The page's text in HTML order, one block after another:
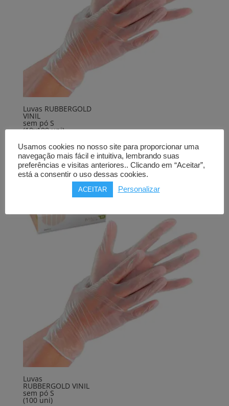
Luvas RUBBERGOLD
VINIL
sem pó S
(10x100 uni)
32,00€
Comprar
Luvas
RUBBERGOLD VINIL
sem pó S
(100 uni)
Usamos cookies no nosso site para proporcionar uma
navegação mais fácil e intuitiva, lembrando suas
preferências e visitas anteriores.. Clicando em “Aceitar”,
está a consentir o uso dessas cookies.
ACEITAR Personalizar